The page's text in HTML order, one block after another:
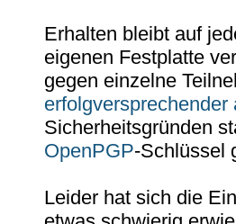
Erhalten bleibt auf
eigenen Festplatte
gegen einzelne
erfolgversprechender
Sicherheitsgründen
OpenPGP-Schlüssel
Leider hat sich die